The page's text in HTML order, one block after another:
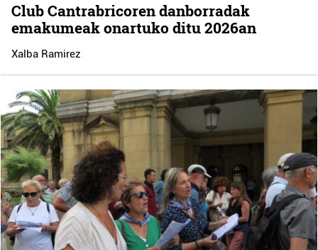
Club Cantrabricoren danborradak
emakumeak onartuko ditu 2026an
Xalba Ramirez